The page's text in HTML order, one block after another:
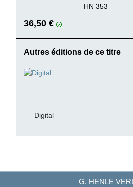
HN 353
36,50 €
Autres éditions de ce titre
Digital
G. HENLE